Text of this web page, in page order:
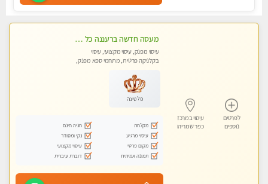
לפרטים
נוספים
עיסוי במרכז
כפר שמריהו
מעסה חדשה ברעננה כל סוגי העיסויים מעסה מקצועית ואיכותית פרטי!!!מומלץ לחלוטין!!
עיסוי מפנק, עיסוי מקצועי, עיסוי
בקלניקה פרטית, מתחמי ספא מפנק,
פלטינה
מקלחת
חניה חינם
עיסוי מרגיע
נקי ומסודר
מקום פרטי
עיסוי מקצועי
תמונה אמיתית
דוברת עיברית